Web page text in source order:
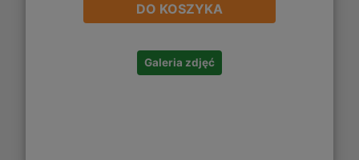
DO KOSZYKA
Galeria zdjęć